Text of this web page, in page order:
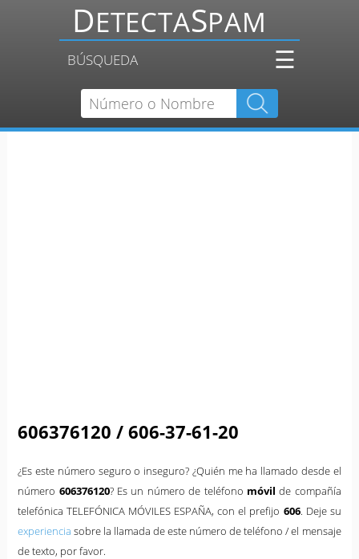
BÚSQUEDA ☰
606376120 / 606-37-61-20
¿Es este número seguro o inseguro? ¿Quién me ha llamado desde el
número 606376120? Es un número de teléfono móvil de compañía
telefónica TELEFÓNICA MÓVILES ESPAÑA, con el prefijo 606. Deje su
experiencia sobre la llamada de este número de teléfono / el mensaje
de texto, por favor.